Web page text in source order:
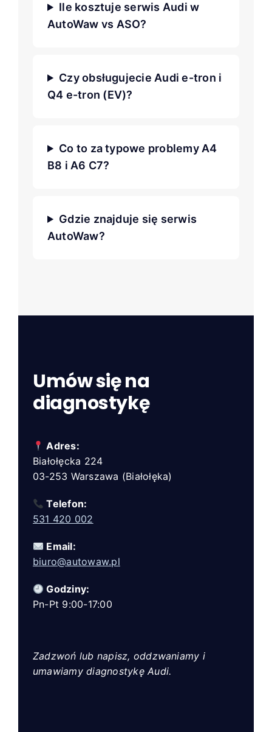
Ile kosztuje serwis Audi w
AutoWaw vs ASO?
Czy obsługujecie Audi e-tron i
Q4 e-tron (EV)?
Co to za typowe problemy A4
B8 i A6 C7?
Gdzie znajduje się serwis
AutoWaw?
Umów się na
diagnostykę
Adres:
Białołęcka 224
03-253 Warszawa (Białołęka)
Telefon:
531 420 002
Email:
biuro@autowaw.pl
Godziny:
Pn-Pt 9:00-17:00
Zadzwoń lub napisz, oddzwaniamy i
umawiamy diagnostykę Audi.